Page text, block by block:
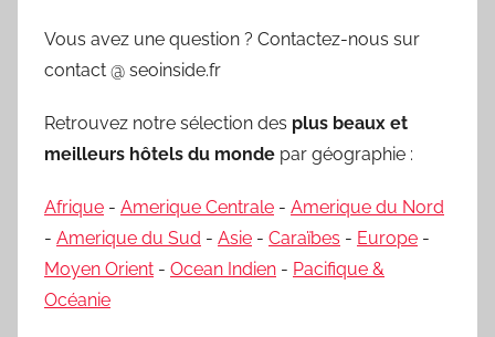
Vous avez une question ? Contactez-nous sur
contact @ seoinside.fr
Retrouvez notre sélection des plus beaux et
meilleurs hôtels du monde par géographie :
Afrique - Amerique Centrale - Amerique du Nord
- Amerique du Sud - Asie - Caraïbes - Europe -
Moyen Orient - Ocean Indien - Pacifique &
Océanie